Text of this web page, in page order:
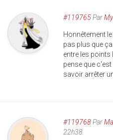
#119765Par
Honnêtement
pas plus que
entre les points
pense que
savoir arrêter
#119768Par
22h38